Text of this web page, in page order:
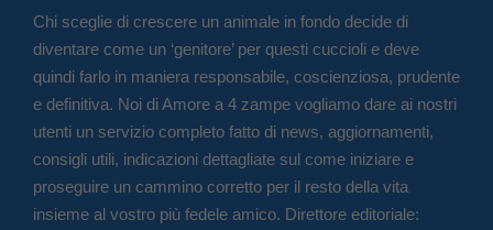
Chi sceglie di crescere un animale in fondo decide di
diventare come un ‘genitore’ per questi cuccioli e deve
quindi farlo in maniera responsabile, coscienziosa, prudente
e definitiva. Noi di Amore a 4 zampe vogliamo dare ai nostri
utenti un servizio completo fatto di news, aggiornamenti,
consigli utili, indicazioni dettagliate sul come iniziare e
proseguire un cammino corretto per il resto della vita
insieme al vostro più fedele amico. Direttore editoriale: